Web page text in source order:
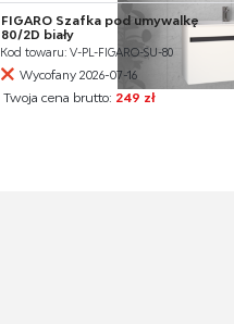
FIGARO Szafka pod umywalkę
80/2D biały
Kod towaru: V-PL-FIGARO-SU-80
Wycofany 2026-07-16
Twoja cena brutto: 249 zł